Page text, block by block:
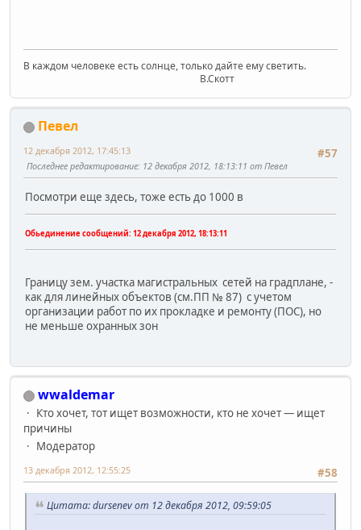
В каждом человеке есть солнце, только дайте ему светить.
В.Скотт
Певел
#57
12 декабря 2012, 17:45:13
Последнее редактирование: 12 декабря 2012, 18:13:11 от Певел
Посмотри еще здесь, тоже есть до 1000 в
Обьединение сообщений: 12 декабря 2012, 18:13:11
Границу зем. участка магистральных сетей на градплане, -
как для линейных объектов (см.ПП № 87) с учетом
организации работ по их прокладке и ремонту (ПОС), но
не меньше охранных зон
wwaldemar
Кто хочет, тот ищет возможности, кто не хочет — ищет
причины
Модератор
#58
13 декабря 2012, 12:55:25
Цитата: dursenev от 12 декабря 2012, 09:59:05